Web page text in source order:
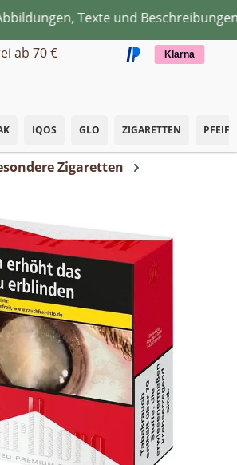
Texte und Beschreibungen
ab 70 €
Klarna
IQOS GLO ZIGARETTEN
Zigaretten